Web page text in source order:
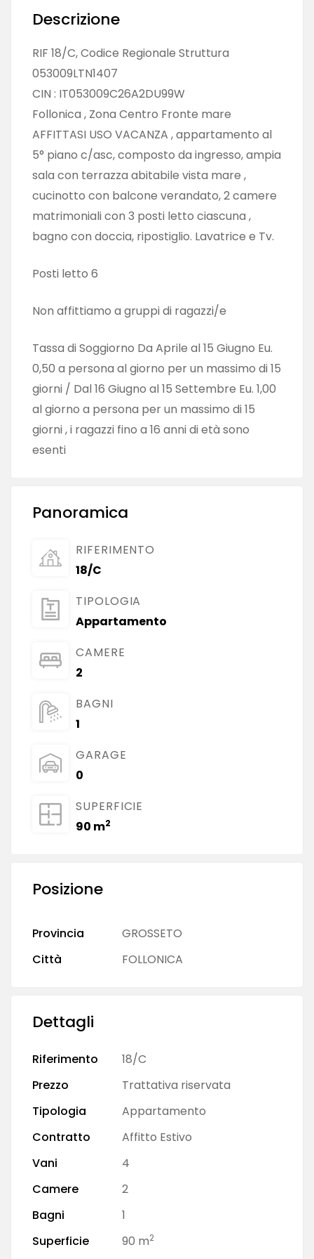
Descrizione
RIF 18/C, Codice Regionale Struttura
053009LTN1407
CIN : IT053009C26A2DU99W
Follonica , Zona Centro Fronte mare
AFFITTASI USO VACANZA , appartamento al
5° piano c/asc, composto da ingresso, ampia
sala con terrazza abitabile vista mare ,
cucinotto con balcone verandato, 2 camere
matrimoniali con 3 posti letto ciascuna ,
bagno con doccia, ripostiglio. Lavatrice e Tv.
Posti letto 6
Non affittiamo a gruppi di ragazzi/e
Tassa di Soggiorno Da Aprile al 15 Giugno Eu.
0,50 a persona al giorno per un massimo di 15
giorni / Dal 16 Giugno al 15 Settembre Eu. 1,00
al giorno a persona per un massimo di 15
giorni , i ragazzi fino a 16 anni di età sono
esenti
Panoramica
RIFERIMENTO
18/C
TIPOLOGIA
Appartamento
CAMERE
2
BAGNI
1
GARAGE
0
SUPERFICIE
90 m2
Posizione
Provincia
GROSSETO
Città
FOLLONICA
Dettagli
Riferimento
18/C
Prezzo
Trattativa riservata
Tipologia
Appartamento
Contratto
Affitto Estivo
Vani
4
Camere
2
Bagni
1
Superficie
90 m2